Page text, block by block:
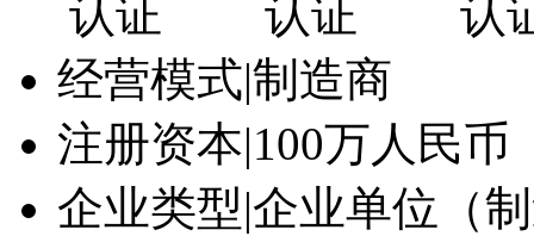
经营模式|制造商
注册资本|100万人民币
企业类型|企业单位（